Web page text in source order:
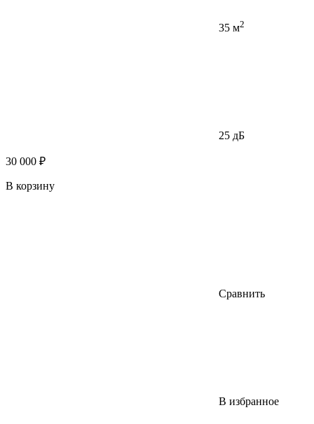
35 м2
25 дБ
30 000 ₽
В корзину
Сравнить
В избранное